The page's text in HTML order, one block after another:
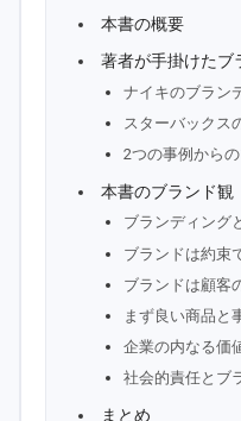
本書の概要
著者が手掛けたブ
ナイキのブラン
スターバックス
2つの事例から
本書のブランド観
ブランディング
ブランドは約束
ブランドは顧客
まず良い商品と
企業の内なる価
社会的責任とブ
まとめ